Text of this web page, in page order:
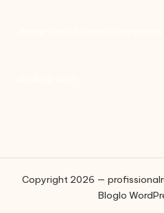
Copyright 2026 —
Bloglo